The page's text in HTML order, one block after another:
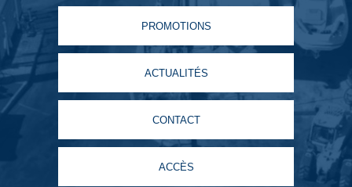
PROMOTIONS
ACTUALITÉS
CONTACT
ACCÈS